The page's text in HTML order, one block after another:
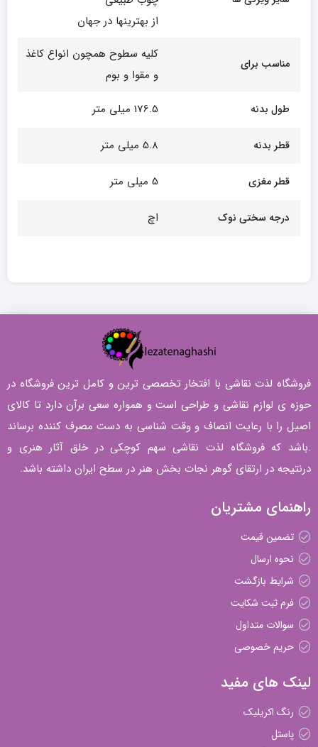
از بهترینها در جهان
مناسب برای
کلیه سطوح همچون انواع کاغذ
و مقوا و بوم
طول بدنه 176.5 میلی متر
قطر بدنه 5.8 میلی متر
قطر مغزی 5 میلی متر
درجه سختی نوک اچ
فروشگاه لذت نقاشی با افتخار تخصصی ترین و کامل ترین فروشگاه در
حوزه ی لوازم نقاشی و طراحی است و همواره سعی برآن دارد تا کالای
اصیل را با رعایت انصاف و وقت شناسی به دست مصرف کننده برساند
.باشد که فروشگاه لذت نقاشی سهم کوچکی در خلق آثار هنری و
درنتیجه در ارتقای گوهر نجات بخش هنر در سطح ایران داشته باشد.
راهنمای مشتریان
تضمین قیمت
نحوه ارسال
شرایط بازگشت
فرم ثبت شکایت
سوالات متداول
حریم خصوصی
لینک های مفید
رنگ اکریلیک
پاستل